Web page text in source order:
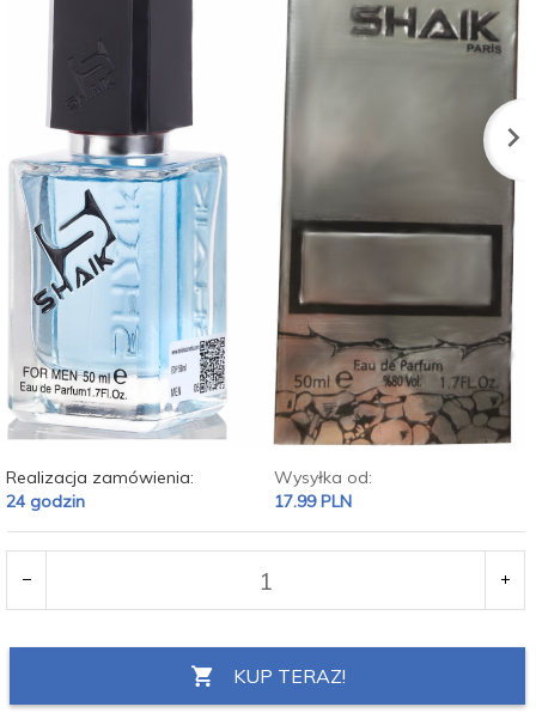
Realizacja zamówienia:
24 godzin
Wysyłka od:
17.99 PLN
KUP TERAZ!